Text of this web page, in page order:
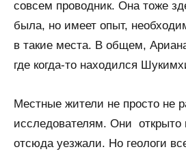
совсем проводник. Она тоже
была, но имеет опыт,
в такие места. В общем,
где когда-то находился
Местные жители не просто не
исследователям. Они открыто
отсюда уезжали. Но геологи